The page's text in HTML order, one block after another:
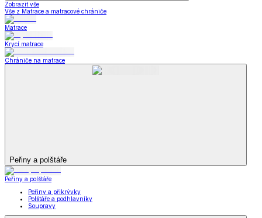
Zobrazit vše
Vše z Matrace a matracové chrániče
Matrace
Krycí matrace
Chrániče na matrace
Peřiny a polštáře
Peřiny a polštáře
Peřiny a přikrývky
Polštáře a podhlavníky
Soupravy